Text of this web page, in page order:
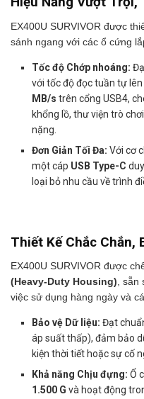
EX400U SURVIVOR được
sánh ngang với các ổ cứng
Tốc độ Chớp nhoáng:
với tốc độ đọc tuần tự lên
MB/s trên cổng USB4,
khổng lồ, thư viện trò
nặng.
Đơn Giản Tối Đa: Với cơ
một cáp USB Type-C
loại bỏ nhu cầu về trình
Thiết Kế Chắc Chắn,
EX400U SURVIVOR được
(Heavy-Duty Housing), sẵn
việc sử dụng hàng ngày và
Bảo vệ Dữ liệu: Đạt
áp suất thấp), đảm bảo
kiện thời tiết hoặc sự cố
Khả năng Chịu đựng: Ổ
1.500 G và hoạt động